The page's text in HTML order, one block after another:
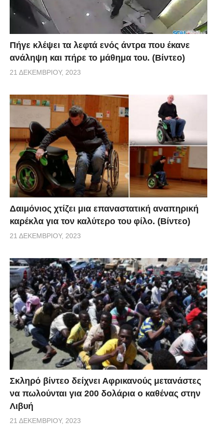
Πήγε κλέψει τα λεφτά ενός άντρα που έκανε
ανάληψη και πήρε το μάθημα του. (Βίντεο)
21 ΔΕΚΕΜΒΡΊΟΥ, 2023
Δαιμόνιος χτίζει μια επαναστατική αναπηρική
καρέκλα για τον καλύτερο του φίλο. (Βίντεο)
21 ΔΕΚΕΜΒΡΊΟΥ, 2023
Σκληρό βίντεο δείχνει Αφρικανούς μετανάστες
να πωλούνται για 200 δολάρια ο καθένας στην
Λιβυή
21 ΔΕΚΕΜΒΡΊΟΥ, 2023